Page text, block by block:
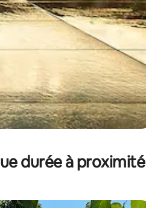
durée à proximité